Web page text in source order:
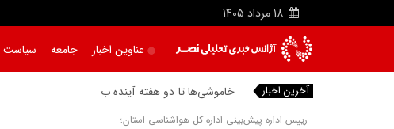
18 مرداد 1405
عناوین اخبار جامعه سیاست
آخرین اخبار خاموشی‌ها تا دو هفته آینده به حداقل می‌ر
رییس اداره پیش‌بینی اداره کل هواشناسی استان؛